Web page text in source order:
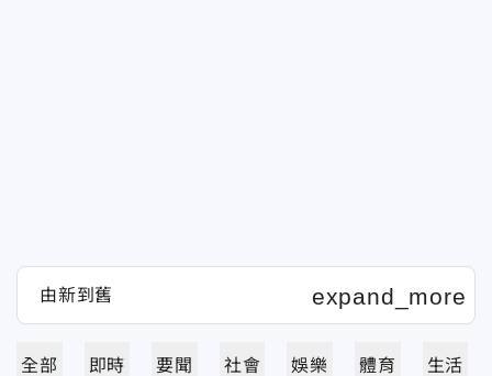
全部 即時 要聞 社會 娛樂 體育 生活